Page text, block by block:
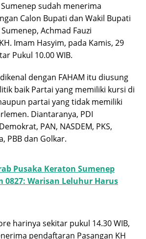
sudah menerima
Calon Bupati dan Wakil Bupati
Achmad Fauzi
Imam Hasyim, pada Kamis, 29
Pukul 10.00 WIB.
dengan FAHAM itu diusung
baik Partai yang memiliki kursi di
partai yang tidak memiliki
Diantaranya, PDI
PAN, NASDEM, PKS,
PBB dan Golkar.
Pusaka Keraton Sumenep
0827: Warisan Leluhur Harus
harinya sekitar pukul 14.30 WIB,
pendaftaran Pasangan KH